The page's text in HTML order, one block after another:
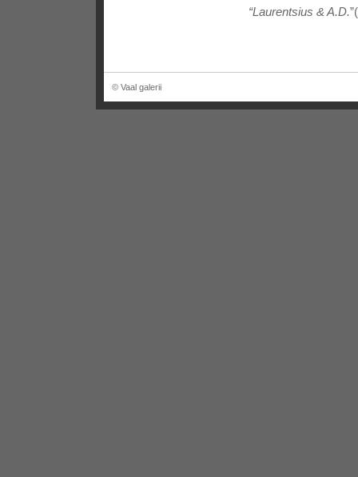
“Laurentsius & A.D.
© Vaal galerii